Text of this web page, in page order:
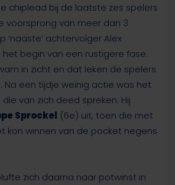
chiplead bij de laatste zes spelers
voorsprong van meer dan 3
‘naaste’ achtervolger Alex
het begin van een rustigere fase.
in zicht en dat leken de spelers
Na een tijdje weinig actie was het
van zich deed spreken. Hij
Sprockel (6e) uit, toen die met
kon winnen van de pocket negens
zich daarna naar potwinst in